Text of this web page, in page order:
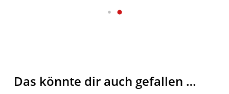
Das könnte dir auch gefallen …